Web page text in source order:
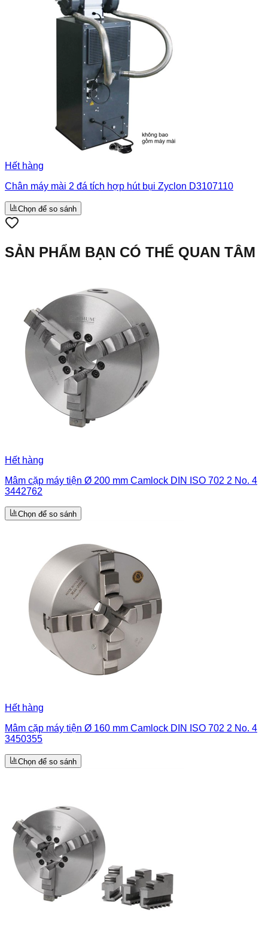
Hết hàng
Chân máy mài 2 đá tích hợp hút bụi Zyclon D3107110
Chọn để so sánh
SẢN PHẨM BẠN CÓ THỂ QUAN TÂM
Hết hàng
Mâm cặp máy tiện Ø 200 mm Camlock DIN ISO 702 2 No. 4
3442762
Chọn để so sánh
Hết hàng
Mâm cặp máy tiện Ø 160 mm Camlock DIN ISO 702 2 No. 4
3450355
Chọn để so sánh